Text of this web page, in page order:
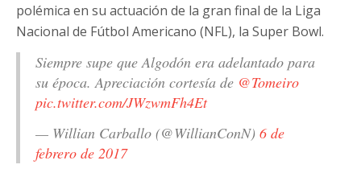
polémica en su actuación de la gran final de la Liga
Nacional de Fútbol Americano (NFL), la Super Bowl.
Siempre supe que Algodón era adelantado para
su época. Apreciación cortesía de @Tomeiro
pic.twitter.com/JWzwmFh4Et
— Willian Carballo (@WillianConN) 6 de
febrero de 2017